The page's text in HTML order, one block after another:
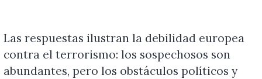
Las respuestas ilustran la debilidad europea
contra el terrorismo: los sospechosos son
abundantes, pero los obstáculos políticos y